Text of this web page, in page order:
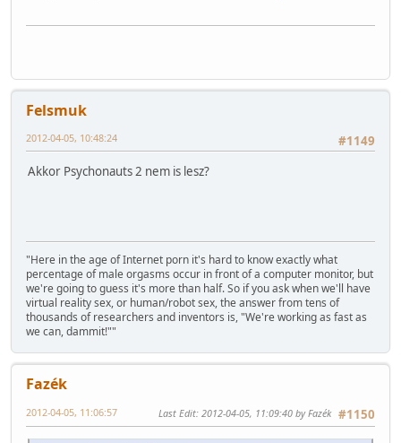
Felsmuk
#1149
2012-04-05, 10:48:24
Akkor Psychonauts 2 nem is lesz?
"Here in the age of Internet porn it's hard to know exactly what
percentage of male orgasms occur in front of a computer monitor, but
we're going to guess it's more than half. So if you ask when we'll have
virtual reality sex, or human/robot sex, the answer from tens of
thousands of researchers and inventors is, "We're working as fast as
we can, dammit!""
Fazék
#1150
2012-04-05, 11:06:57 Last Edit: 2012-04-05, 11:09:40 by Fazék